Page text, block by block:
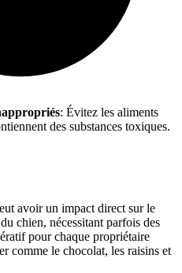
: Évitez les aliments
des substances toxiques.
avoir un impact direct sur le
chien, nécessitant parfois des
pour chaque propriétaire
comme le chocolat, les raisins et